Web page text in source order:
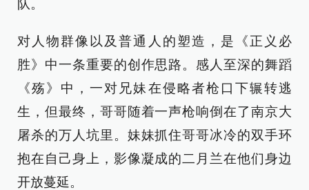
队。
对人物群像以及普通人的塑造，是《正义必
胜》中一条重要的创作思路。感人至深的舞蹈
《殇》中，一对兄妹在侵略者枪口下辗转逃
生，但最终，哥哥随着一声枪响倒在了南京大
屠杀的万人坑里。妹妹抓住哥哥冰冷的双手环
抱在自己身上，影像凝成的二月兰在他们身边
开放蔓延。